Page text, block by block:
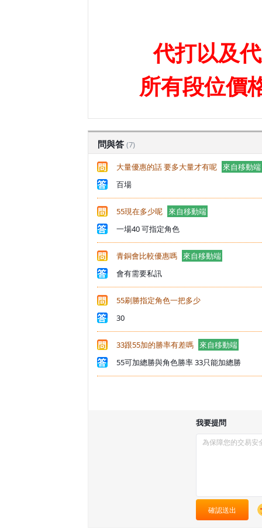
代打以及
所有段位價
問與答 (7)
大量優惠的話 要多大量才有呢
來自移動端
百場
55現在多少呢
來自移動端
一場40 可指定角色
青銅會比較優惠嗎
來自移動端
會有需要私訊
55刷勝指定角色一把多少
30
33跟55加的勝率有差嗎
來自移動端
55可加總勝與角色勝率 33只能加總勝
我要提問
確認送出